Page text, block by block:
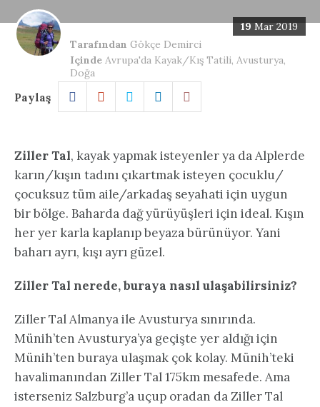
Tarafından Gökçe Demirci
Içinde Avrupa'da Kayak/Kış Tatili, Avusturya,
Doğa
19Mar 2019
Paylaş
Ziller Tal, kayak yapmak isteyenler ya da Alplerde
karın/kışın tadını çıkartmak isteyen çocuklu/
çocuksuz tüm aile/arkadaş seyahati için uygun
bir bölge. Baharda dağ yürüyüşleri için ideal. Kışın
her yer karla kaplanıp beyaza bürünüyor. Yani
baharı ayrı, kışı ayrı güzel.
Ziller Tal nerede, buraya nasıl ulaşabilirsiniz?
Ziller Tal Almanya ile Avusturya sınırında.
Münih’ten Avusturya’ya geçişte yer aldığı için
Münih’ten buraya ulaşmak çok kolay. Münih’teki
havalimanından Ziller Tal 175km mesafede. Ama
isterseniz Salzburg’a uçup oradan da Ziller Tal